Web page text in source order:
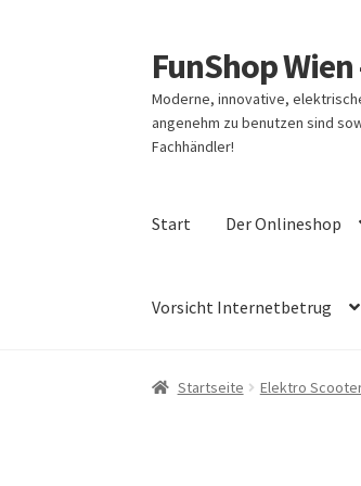
Zur
Navigation
springen
Zum
Inhalt
springen
FunShop
Moderne, innovative,
angenehm zu benutzen sind
Fachhändler!
Start Der Onlineshop
Vorsicht Internetbetrug
Startseite Elektro